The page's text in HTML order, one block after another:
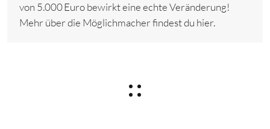
von 5.000 Euro bewirkt eine echte Veränderung!
Mehr über die Möglichmacher findest du hier.